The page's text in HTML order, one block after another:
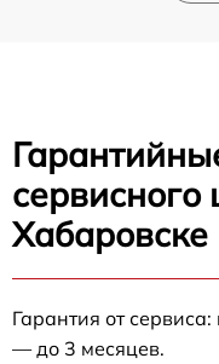
сервисного
Хабаровске
Гарантия от
— до 3 месяцев.